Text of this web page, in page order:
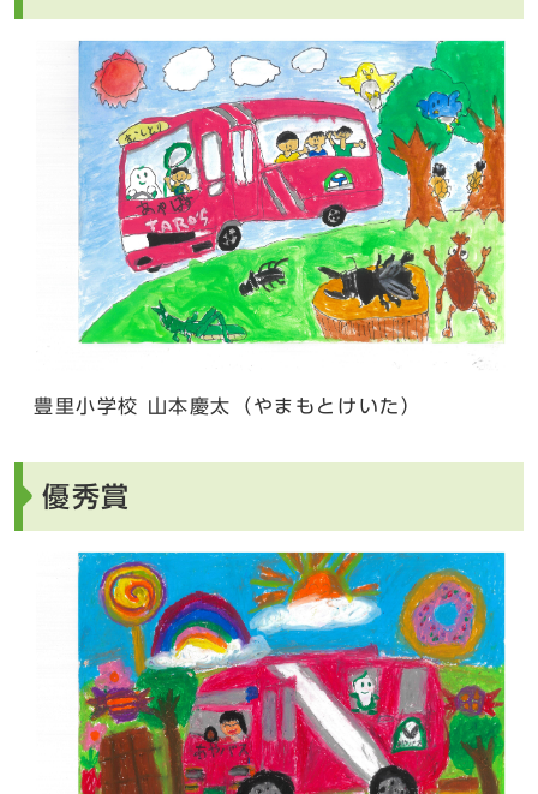
豊里小学校 山本慶太（やまもとけいた）
優秀賞